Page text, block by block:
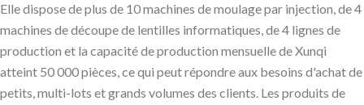
Elle dispose de plus de 10 machines de moulage par injection, de 4
machines de découpe de lentilles informatiques, de 4 lignes de
production et la capacité de production mensuelle de Xunqi
atteint 50 000 pièces, ce qui peut répondre aux besoins d'achat de
petits, multi-lots et grands volumes des clients. Les produits de